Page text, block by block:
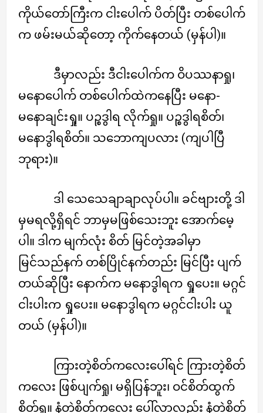
ကိုယ်တော်ကြီးက ငါးပေါက် ပိတ်ပြီး တစ်ပေါက်
က ဖမ်းမယ်ဆိုတော့ ကိုက်နေတယ် (မှန်ပါ)။
ဒီမှာလည်း ဒီငါးပေါက်က ဝိပဿနာရှု၊
မနောပေါက် တစ်ပေါက်ထဲကနေပြီး မနော-
မနောချင်းရှု။ ပဉ္စဒွါရ လိုက်ရှု။ ပဉ္စဒွါရစိတ်၊
မနောဒွါရစိတ်။ သဘောကျပလား (ကျပါပြီ
ဘုရား)။
ဒါ သေသေချာချာလုပ်ပါ။ ခင်ဗျားတို့ ဒါ
မှမရလို့ရှိရင် ဘာမှမဖြစ်သေးဘူး အောက်မေ့
ပါ။ ဒါက မျက်လုံး စိတ် မြင်တဲ့အခါမှာ
မြင်သည်နက် တစ်ပြိုင်နက်တည်း မြင်ပြီး ပျက်
တယ်ဆိုပြီး နောက်က မနောဒွါရက ရှုပေး။ မဂ္ဂင်
ငါးပါးက ရှုပေး။ မနောဒွါရက မဂ္ဂင်ငါးပါး ယူ
တယ် (မှန်ပါ)။
ကြားတဲ့စိတ်ကလေးပေါ်ရင် ကြားတဲ့စိတ်
ကလေး ဖြစ်ပျက်ရှု၊ မရှိပြန်ဘူး၊ ဝင်စိတ်ထွက်
စိတ်ရှု။ နံတဲ့စိတ်ကလေး ပေါ်လာလည်း နံတဲ့စိတ်